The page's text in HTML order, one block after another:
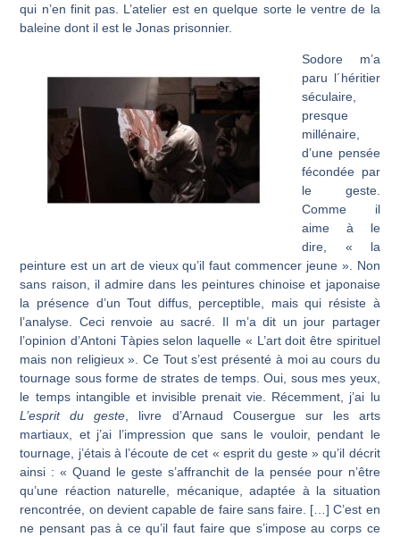
qui n’en finit pas. L’atelier est en quelque sorte le ventre de la
baleine dont il est le Jonas prisonnier.
Sodore m’a
paru l´héritier
séculaire,
presque
millénaire,
d’une pensée
fécondée par
le geste.
Comme il
aime à le
dire, « la
peinture est un art de vieux qu’il faut com­mencer jeune ». Non
sans raison, il admire dans les peintures chinoise et japonaise
la présence d’un Tout diffus, perceptible, mais qui résiste à
l’analyse. Ceci renvoie au sacré. Il m’a dit un jour partager
l’opinion d’Antoni Tàpies selon laquelle « L’art doit être spirituel
mais non religieux ». Ce Tout s’est présenté à moi au cours du
tournage sous forme de strates de temps. Oui, sous mes yeux,
le temps intangible et invisible prenait vie. Récemment, j’ai lu
L’esprit du geste, livre d’Arnaud Cousergue sur les arts
martiaux, et j’ai l’impression que sans le vouloir, pendant le
tournage, j’étais à l’écoute de cet « esprit du geste » qu’il décrit
ainsi : « Quand le geste s’affranchit de la pensée pour n’être
qu’une réaction naturelle, mécanique, adaptée à la situation
rencontrée, on devient capable de faire sans faire. […] C’est en
ne pensant pas à ce qu’il faut faire que s’impose au corps ce